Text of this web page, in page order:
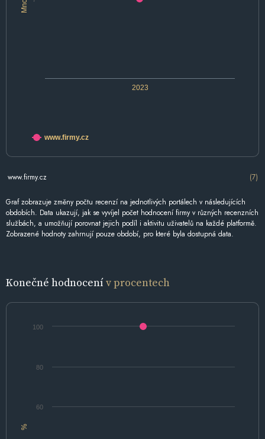
2023
www.firmy.cz
www.firmy.cz (7)
Graf zobrazuje změny počtu recenzí na jednotlivých portálech v následujících
obdobích. Data ukazují, jak se vyvíjel počet hodnocení firmy v různých recenzních
službách, a umožňují porovnat jejich podíl i aktivitu uživatelů na každé platformě.
Zobrazené hodnoty zahrnují pouze období, pro které byla dostupná data.
Konečné hodnocenív procentech
%
60
80
100